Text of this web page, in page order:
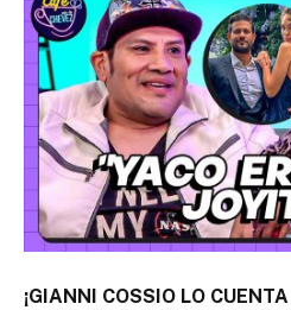
¡GIANNI COSSIO LO